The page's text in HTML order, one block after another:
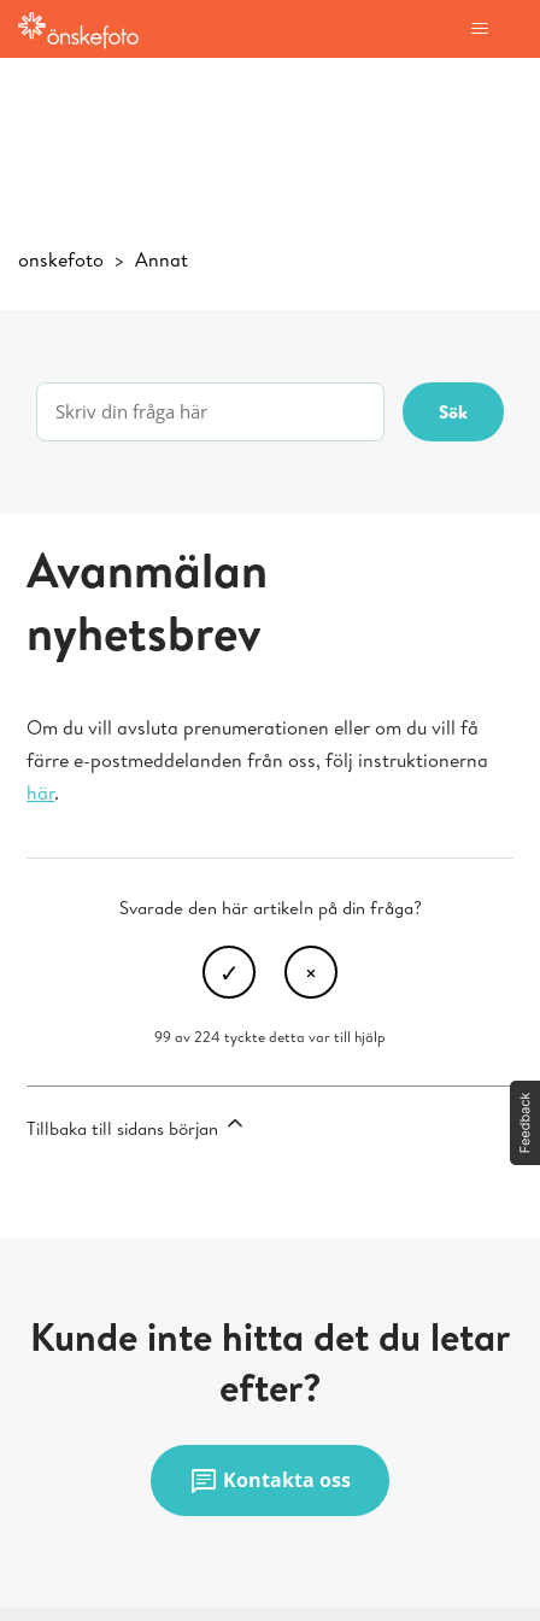
onskefoto Annat
Avanmälan
nyhetsbrev
Om du vill avsluta prenumerationen eller om du vill få
färre e-postmeddelanden från oss, följ instruktionerna
här.
Svarade den här artikeln på din fråga?
99 av 224 tyckte detta var till hjälp
Tillbaka till sidans början
Kunde inte hitta det du letar
efter?
chat Kontakta oss